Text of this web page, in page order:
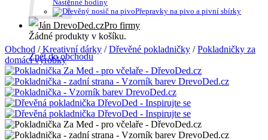
Žádné produkty v košíku.
Zpět do obchodu
Nástěnné hodiny
Přepravky na pivo a pivní sbírky
Pro firmy
Obchod / Kreativní dárky / Dřevěné pokladničky / Pokladničky za
domácí výrobky